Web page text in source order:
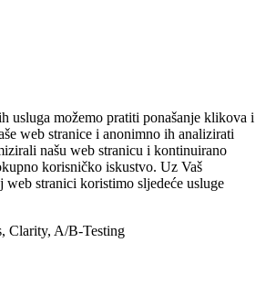
usluga možemo pratiti ponašanje klikova i
web stranice i anonimno ih analizirati
našu web stranicu i kontinuirano
korisničko iskustvo. Uz Vaš
web stranici koristimo sljedeće usluge
Clarity, A/B-Testing